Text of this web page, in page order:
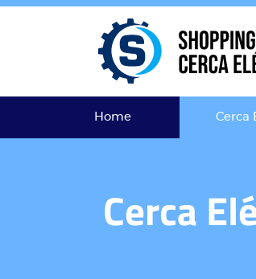
Home Cerca
Cerca